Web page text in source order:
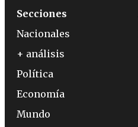
Secciones
Nacionales
+ análisis
Política
Economía
Mundo